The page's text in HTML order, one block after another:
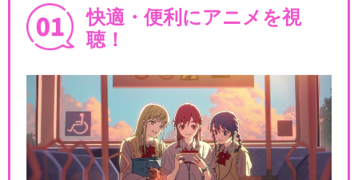
快適・便利にアニメを視
聴！